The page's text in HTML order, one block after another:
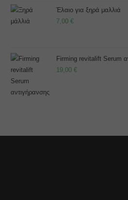
Έλαιο για ξηρά μαλλιά
7,00€
Firming revitalift Serum
19,00€